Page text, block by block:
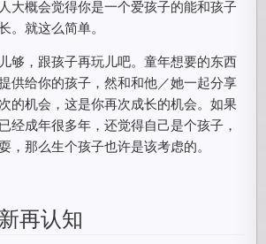
大概会觉得你是一个爱孩子的能和孩子
。就这么简单。
够，跟孩子再玩儿吧。童年想要的东西
供给你的孩子，然和和他／她一起分享
的机会，这是你再次成长的机会。如果
经成年很多年，还觉得自己是个孩子，
，那么生个孩子也许是该考虑的。
再认知